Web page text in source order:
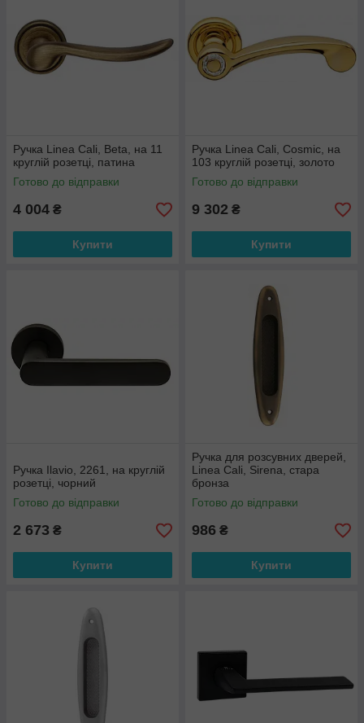
Ручка Linea Cali, Beta, на 11
круглій розетці, патина
Готово до відправки
4 004 ₴
Купити
Ручка Linea Cali, Cosmic, на
103 круглій розетці, золото
Готово до відправки
9 302 ₴
Купити
Ручка Ilavio, 2261, на круглій
розетці, чорний
Готово до відправки
2 673 ₴
Купити
Ручка для розсувних дверей,
Linea Cali, Sirena, стара
бронза
Готово до відправки
986 ₴
Купити